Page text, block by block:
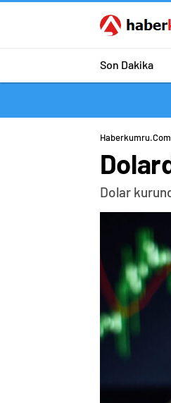
Son Dakika
Dolar